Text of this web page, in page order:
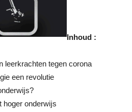
Inhoud :
leerkrachten tegen corona
een revolutie
onderwĳs